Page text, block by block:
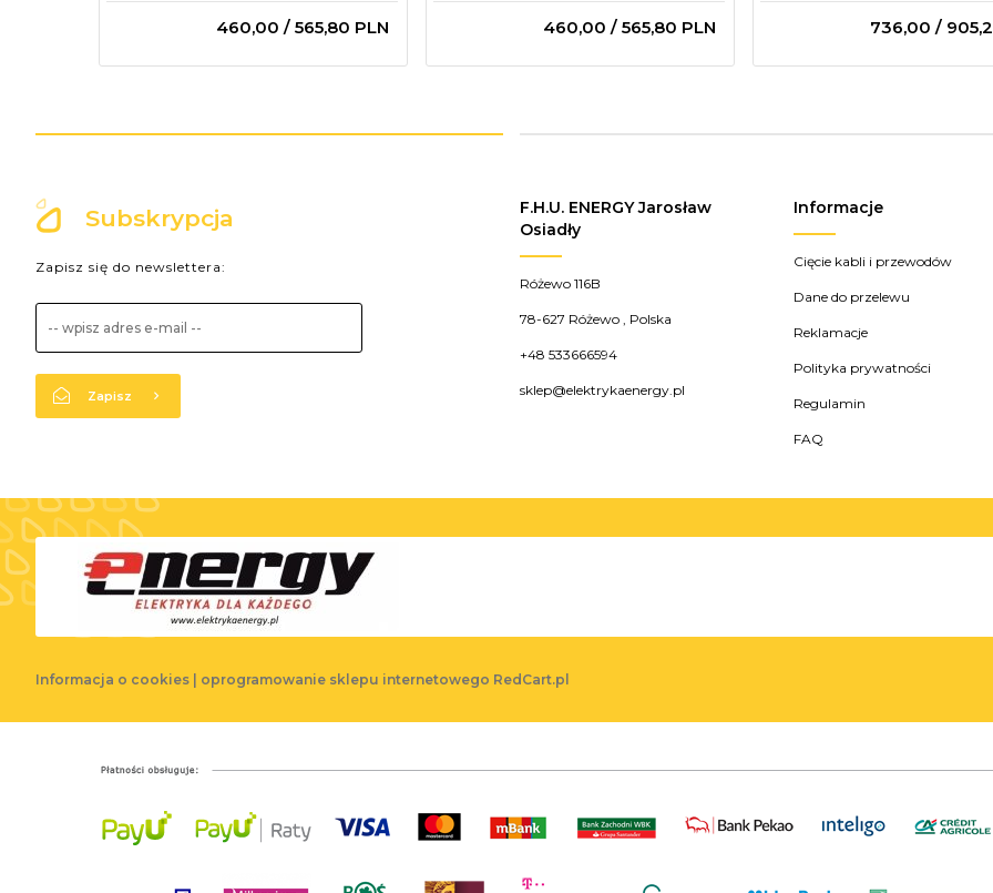
460,00 / 565,80 PLN 460,00 / 565,80 PLN 736,00 /
Subskrypcja
Zapisz się do newslettera:
Zapisz
F.H.U. ENERGY Jarosław
Osiadły
Różewo 116B
78-627 Różewo Polska
+48 533666594
sklep@elektrykaenergy.pl
Informacje
Cięcie kabli i przewodów
Dane do przelewu
Reklamacje
Polityka prywatności
Regulamin
FAQ
Informacja o cookies oprogramowanie sklepu internetowego RedCart.pl